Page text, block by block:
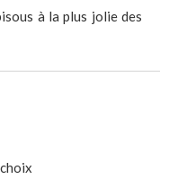
à la plus jolie des